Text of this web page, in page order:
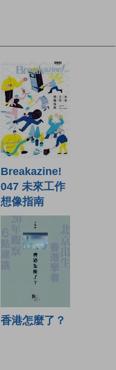
Breakazine!
047 未來工作
想像指南
香港怎麼了？